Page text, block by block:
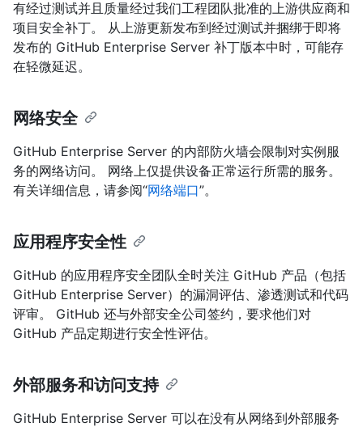
有经过测试并且质量经过我们工程团队批准的上游供应商和
项目安全补丁。 从上游更新发布到经过测试并捆绑于即将
发布的 GitHub Enterprise Server 补丁版本中时，可能存
在轻微延迟。
网络安全
GitHub Enterprise Server 的内部防火墙会限制对实例服
务的网络访问。 网络上仅提供设备正常运行所需的服务。
有关详细信息，请参阅“网络端口”。
应用程序安全性
GitHub 的应用程序安全团队全时关注 GitHub 产品（包括
GitHub Enterprise Server）的漏洞评估、渗透测试和代码
评审。 GitHub 还与外部安全公司签约，要求他们对
GitHub 产品定期进行安全性评估。
外部服务和访问支持
GitHub Enterprise Server 可以在没有从网络到外部服务